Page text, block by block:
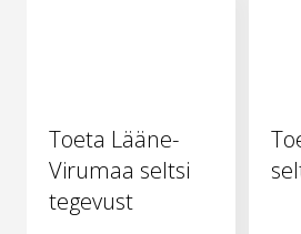
Toeta Lääne-
Virumaa seltsi
tegevust